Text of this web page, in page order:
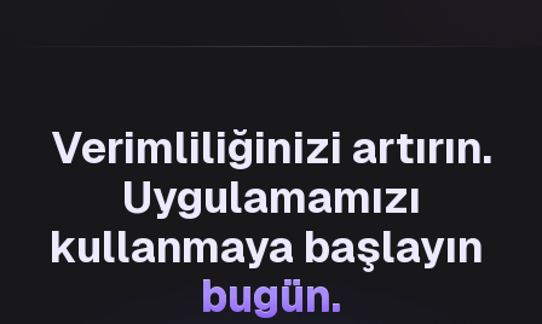
Verimliliğinizi artırın.
Uygulamamızı
kullanmaya başlayın
bugün.
bugün.